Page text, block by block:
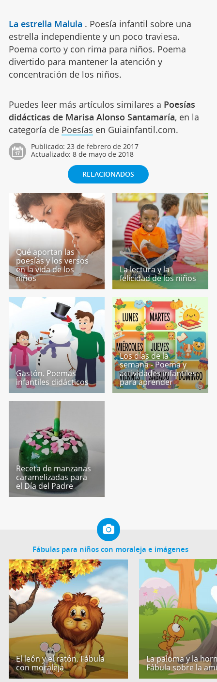
La estrella Malula . Poesía infantil sobre una
estrella independiente y un poco traviesa.
Poema corto y con rima para niños. Poema
divertido para mantener la atención y
concentración de los niños.
Puedes leer más artículos similares a Poesías
didácticas de Marisa Alonso Santamaría, en la
categoría de Poesías en Guiainfantil.com.
Publicado: 23 de febrero de 2017
Actualizado: 8 de mayo de 2018
RELACIONADOS
Qué aportan las
poesías y los versos
en la vida de los
niños
La lectura y la
felicidad de los niños
Gastón. Poemas
infantiles didácticos
Los días de la
semana - Poema y
actividades infantiles
para aprender
Receta de manzanas
caramelizadas para
el Día del Padre
Fábulas para niños con moraleja e imágenes
El león y el ratón. Fábula
con moraleja
La paloma y la
Fábula sobre la